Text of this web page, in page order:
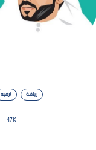
ترفيه رياضة
47K